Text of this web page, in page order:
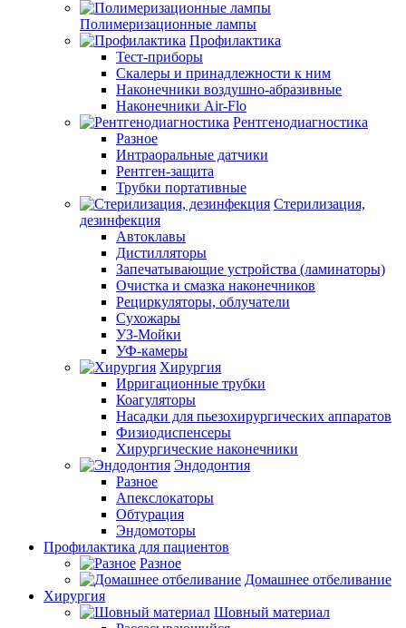
Полимеризационные лампы
Профилактика
Тест-приборы
Скалеры и принадлежности к ним
Наконечники воздушно-абразивные
Наконечники Air-Flo
Рентгенодиагностика
Разное
Интраоральные датчики
Рентген-защита
Трубки портативные
Стерилизация,
дезинфекция
Автоклавы
Дистилляторы
Запечатывающие устройства (ламинаторы)
Очистка и смазка наконечников
Рециркуляторы, облучатели
Сухожары
УЗ-Мойки
УФ-камеры
Хирургия
Ирригационные трубки
Коагуляторы
Насадки для пьезохирургических аппаратов
Физиодиспенсеры
Хирургические наконечники
Эндодонтия
Разное
Апекслокаторы
Обтурация
Эндомоторы
Профилактика для пациентов
Разное
Домашнее отбеливание
Хирургия
Шовный материал